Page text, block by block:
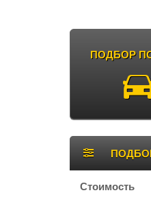
ПОДБОР
Боковая
панель
Стоимость